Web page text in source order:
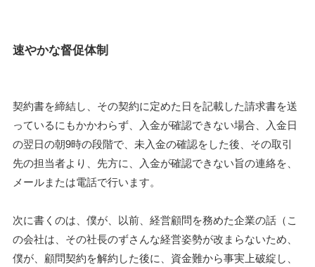
速やかな督促体制
契約書を締結し、その契約に定めた日を記載した請求書を送
っているにもかかわらず、入金が確認できない場合、入金日
の翌日の朝9時の段階で、未入金の確認をした後、その取引
先の担当者より、先方に、入金が確認できない旨の連絡を、
メールまたは電話で行います。
次に書くのは、僕が、以前、経営顧問を務めた企業の話（こ
の会社は、その社長のずさんな経営姿勢が改まらないため、
僕が、顧問契約を解約した後に、資金難から事実上破綻し、